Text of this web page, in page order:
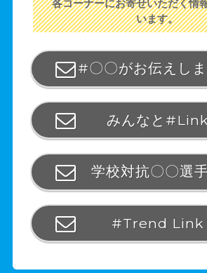
各コーナーにお寄せいただく情
います。
#〇〇がお伝えしま
みんなと#Link
学校対抗〇〇選
#Trend Link